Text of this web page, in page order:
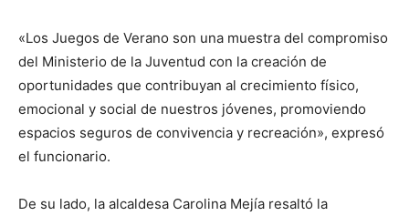
«Los Juegos de Verano son una muestra del compromiso
del Ministerio de la Juventud con la creación de
oportunidades que contribuyan al crecimiento físico,
emocional y social de nuestros jóvenes, promoviendo
espacios seguros de convivencia y recreación», expresó
el funcionario.
De su lado, la alcaldesa Carolina Mejía resaltó la